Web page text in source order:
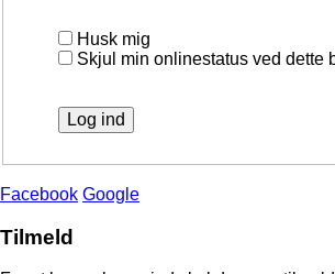
Husk mig
Skjul min onlinestatus ved dette
Facebook Google
Tilmeld